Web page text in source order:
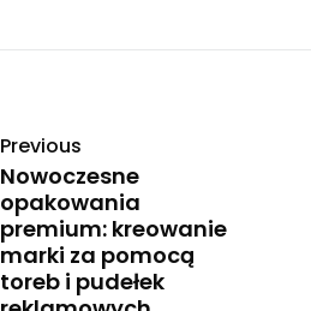
Previous
Nowoczesne
opakowania
premium: kreowanie
marki za pomocą
toreb i pudełek